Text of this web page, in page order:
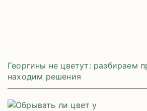
Георгины не цветут: разбираем
находим решения